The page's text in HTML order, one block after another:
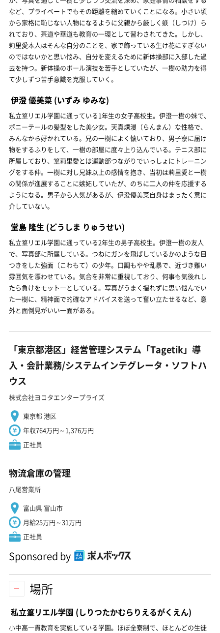
など、プライベートでもその距離を縮めていくことになる。小さい頃
から家格に恥じない人物になるように父親から厳しく躾（しつけ）ら
れており、茶道や華道も教育の一環として習わされてきた。しかし、
莉里愛本人はそんな自分のことを、家で飾っている生け花にすぎない
のではないかと思い悩み、自分を変えるために新体操部に入部した過
去を持つ。新体操のボール演技を苦手としていたが、一樹の助力を得
て少しずつ苦手意識を克服していく。
伊澄 優美菜 (いずみ ゆみな)
私立篁リエル学園に通っている1年生の女子高校生。伊澄一樹の妹で、
ポニーテールの髪型をした美少女。天真爛漫（らんまん）な性格で、
みんなから好かれている。兄の一樹によく懐いており、男子寮に届け
物をするふりをして、一樹の部屋に度々上り込んでいる。テニス部に
所属しており、篁莉里愛とは運動部つながりでいっしょにトレーニン
グをする仲。一樹に対し兄妹以上の感情を抱き、当初は莉里愛と一樹
の関係が進展することに嫉妬していたが、のちに二人の仲を応援する
ようになる。男子から人気があるが、伊澄優美菜自身はまったく意に
介していない。
堂島 隆生 (どうしま りゅうせい)
私立篁リエル学園に通っている2年生の男子高校生。伊澄一樹の友人
で、写真部に所属している。つねにガンを飛ばしているかのような目
つきをした強面（こわもて）の少年。口調もやや乱暴で、近づき難い
雰囲気を漂わせている。気合を非常に重視しており、何事も気後れし
たら負けをモットーとしている。写真がうまく撮れずに思い悩んでい
た一樹に、精神面で的確なアドバイスを送って奮い立たせるなど、意
外と面倒見がいい一面がある。
「東京都港区」経営管理システム「Tagetik」導
入・会計業務/システムインテグレータ・ソフトハ
ウス
株式会社ヨコタエンタープライズ
東京都 港区
年収764万円～1,376万円
正社員
物流倉庫の管理
八尾営業所
富山県 富山市
月給25万円～31万円
正社員
Sponsored by
場所
私立篁リエル学園 (しりつたかむらりえるがくえん)
小中高一貫教育を実施している学園。ほぼ全寮制で、ほとんどの生徒